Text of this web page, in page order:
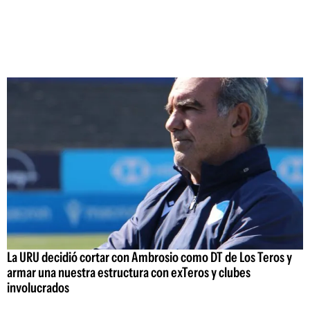
La URU decidió cortar con Ambrosio como DT de Los Teros y
armar una nuestra estructura con exTeros y clubes
involucrados